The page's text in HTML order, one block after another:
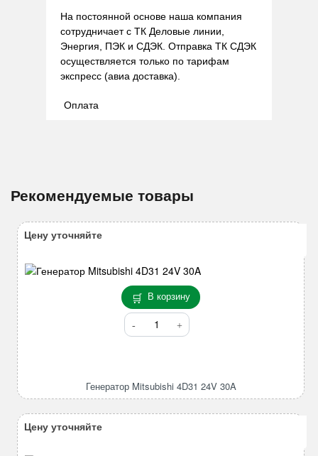
На постоянной основе наша компания
сотрудничает с ТК Деловые линии,
Энергия, ПЭК и СДЭК. Отправка ТК СДЭК
осуществляется только по тарифам
экспресс (авиа доставка).
Оплата
Рекомендуемые товары
В корзину
Количество
товара
24V
Генератор Mitsubishi 4D31 24V 30A
Цену уточняйте
Цену уточняйте